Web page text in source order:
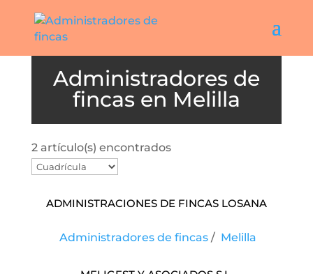
Melilla
2 artículo(s) encontrados
Administraciones De Fincas Losana
Administradores de fincas/ Melilla